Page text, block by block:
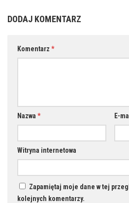
DODAJ KOMENTARZ
Komentarz *
Nazwa * E-
Witryna internetowa
Zapamiętaj moje dane w tej
kolejnych komentarzy.